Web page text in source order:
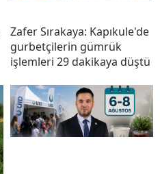
Zafer Sırakaya: Kapıkule'de
gurbetçilerin gümrük
işlemleri 29 dakikaya düştü